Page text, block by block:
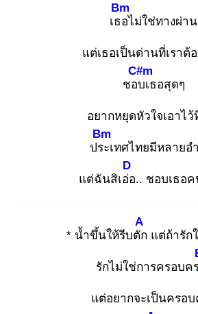
เธอ
Bm
ไม่ใช่ทางผ่าน
แต่เธอเป็นด่านที่เราต้
ชอบ
C#m
เธอสุดๆ
อยากหยุดหัวใจเอาไว้
ประ
Bm
เทศไทยมีหลายอ
แต่ฉันสิเอ่อ
D
.. ชอบเธอค
* น้ำขึ้นให้รีบตัก
A
แต่ถ้ารัก
รักไม่ใช่การครอบค
แต่อยากจะเป็นครอบ